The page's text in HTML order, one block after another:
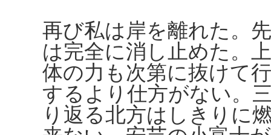
再び私は岸を離れた。
は完全に消し止めた。
体の力も次第に抜けて
するより仕方がない。
り返る北方はしきりに